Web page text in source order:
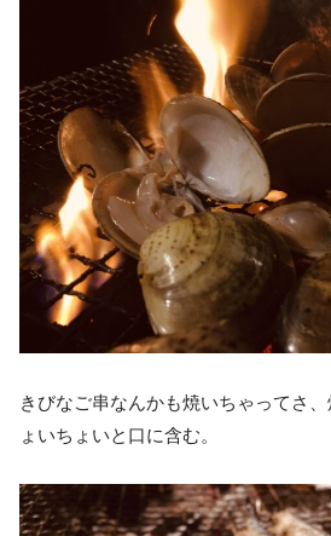
きびなご串なんかも焼いちゃってさ
ょいちょいと口に含む。